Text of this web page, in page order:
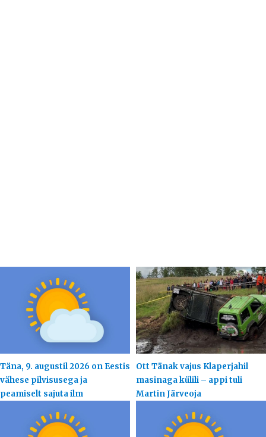
Täna, 9. augustil 2026 on Eestis
vähese pilvisusega ja
peamiselt sajuta ilm
Ott Tänak vajus Klaperjahil
masinaga külili – appi tuli
Martin Järveoja